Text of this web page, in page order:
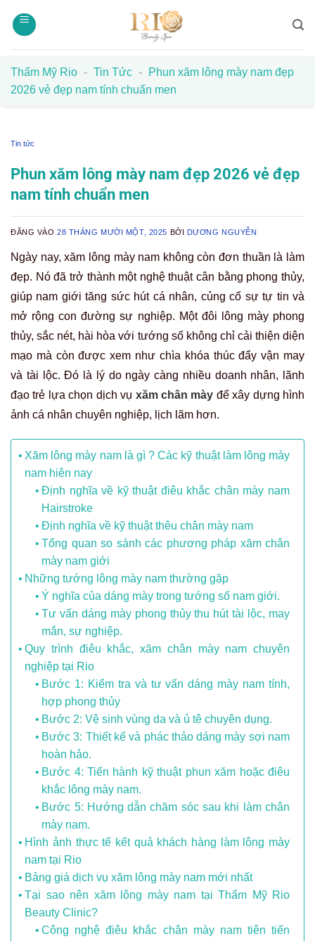
qua
Thẩm Mỹ Rio - Tin Tức -
Phun xăm lông mày nam đẹp
2026 vẻ đẹp nam tính chuẩn men
Tin tức
Phun xăm lông mày nam đẹp 2026 vẻ đẹp
nam tính chuẩn men
ĐĂNG VÀO28 THÁNG MƯỜI MỘT, 2025 BỞI DƯƠNG NGUYỄN
Ngày nay, xăm lông mày nam không còn đơn thuần là làm
đẹp. Nó đã trở thành một nghệ thuật cân bằng phong thủy,
giúp nam giới tăng sức hút cá nhân, củng cố sự tự tin và
mở rộng con đường sự nghiệp. Một đôi lông mày phong
thủy, sắc nét, hài hòa với tướng số không chỉ cải thiện diện
mạo mà còn được xem như chìa khóa thúc đẩy vận may
và tài lộc. Đó là lý do ngày càng nhiều doanh nhân, lãnh
đạo trẻ lựa chọn dịch vụ xăm chân mày để xây dựng hình
ảnh cá nhân chuyên nghiệp, lịch lãm hơn.
Xăm lông mày nam là gì ? Các kỹ thuật làm lông mày
nam hiện nay
Định nghĩa về kỹ thuật điêu khắc chân mày nam
Hairstroke
Định nghĩa về kỹ thuật thêu chân mày nam
Tổng quan so sánh các phương pháp xăm chân
mày nam giới
Những tướng lông mày nam thường gặp
Ý nghĩa của dáng mày trong tướng số nam giới.
Tư vấn dáng mày phong thủy thu hút tài lộc, may
mắn, sự nghiệp.
Quy trình điêu khắc, xăm chân mày nam chuyên
nghiệp tại Rio
Bước 1: Kiểm tra và tư vấn dáng mày nam tính,
hợp phong thủy
Bước 2: Vệ sinh vùng da và ủ tê chuyên dụng.
Bước 3: Thiết kế và phác thảo dáng mày sợi nam
hoàn hảo.
Bước 4: Tiến hành kỹ thuật phun xăm hoặc điêu
khắc lông mày nam.
Bước 5: Hướng dẫn chăm sóc sau khi làm chân
mày nam.
Hình ảnh thực tế kết quả khách hàng làm lông mày
nam tại Rio
Bảng giá dịch vụ xăm lông mày nam mới nhất
Tại sao nên xăm lông mày nam tại Thẩm Mỹ Rio
Beauty Clinic?
Công nghệ điêu khắc chân mày nam tiên tiến